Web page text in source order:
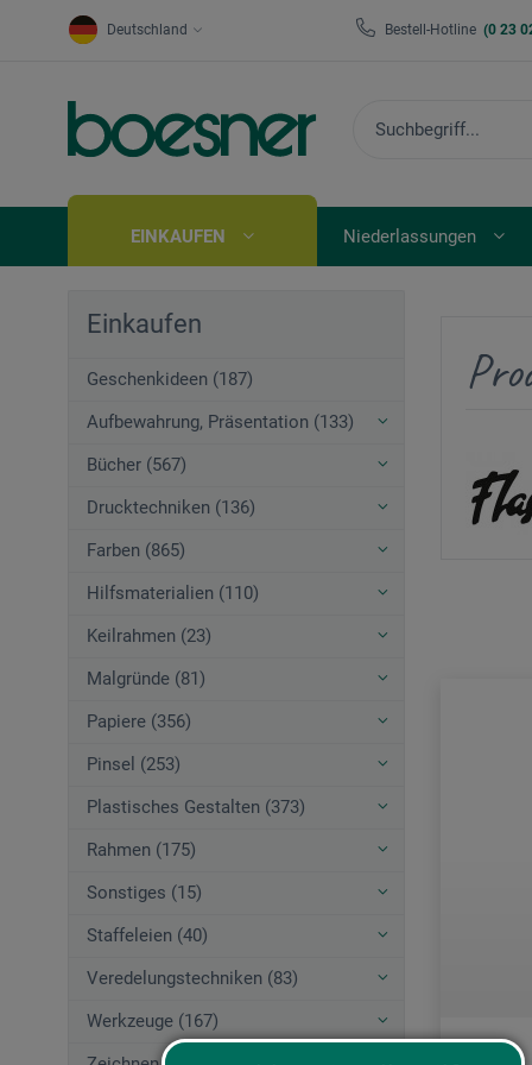
Deutschland Bestell-Hotline (0 23
EINKAUFEN Niederlassungen
Einkaufen
Geschenkideen (187)
Aufbewahrung, Präsentation (133)
Bücher (567)
Drucktechniken (136)
Farben (865)
Hilfsmaterialien (110)
Keilrahmen (23)
Malgründe (81)
Papiere (356)
Pinsel (253)
Plastisches Gestalten (373)
Rahmen (175)
Sonstiges (15)
Staffeleien (40)
Veredelungstechniken (83)
Werkzeuge (167)